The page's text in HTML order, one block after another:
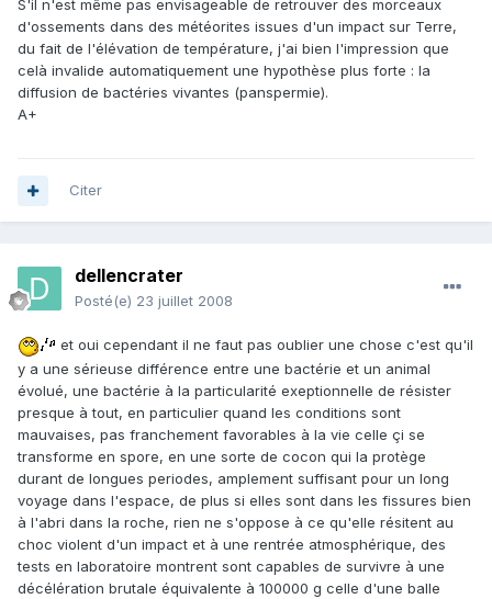
S'il n'est même pas envisageable de retrouver des morceaux
d'ossements dans des météorites issues d'un impact sur Terre,
du fait de l'élévation de température, j'ai bien l'impression que
celà invalide automatiquement une hypothèse plus forte : la
diffusion de bactéries vivantes (panspermie).
A+
Citer
dellencrater
Posté(e) 23 juillet 2008
et oui cependant il ne faut pas oublier une chose c'est qu'il
y a une sérieuse différence entre une bactérie et un animal
évolué, une bactérie à la particularité exeptionnelle de résister
presque à tout, en particulier quand les conditions sont
mauvaises, pas franchement favorables à la vie celle çi se
transforme en spore, en une sorte de cocon qui la protège
durant de longues periodes, amplement suffisant pour un long
voyage dans l'espace, de plus si elles sont dans les fissures bien
à l'abri dans la roche, rien ne s'oppose à ce qu'elle résitent au
choc violent d'un impact et à une rentrée atmosphérique, des
tests en laboratoire montrent sont capables de survivre à une
décélération brutale équivalente à 100000 g celle d'une balle